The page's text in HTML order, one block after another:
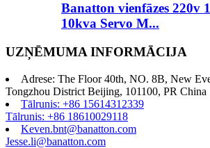
Banatton vienfāzes 220v
10kva Servo M...
UZŅĒMUMA INFORMĀCIJA
Adrese: The Floor 40th, NO. 8B, New
Tongzhou District Beijing, 101100, PR China
Tālrunis: +86 15614312339
Tālrunis: +86 18610029118
Keven.bnt@banatton.com
Jesse.li@banatton.com